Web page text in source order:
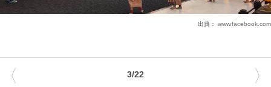
出典： www.facebook.com
3/22
〈 〉